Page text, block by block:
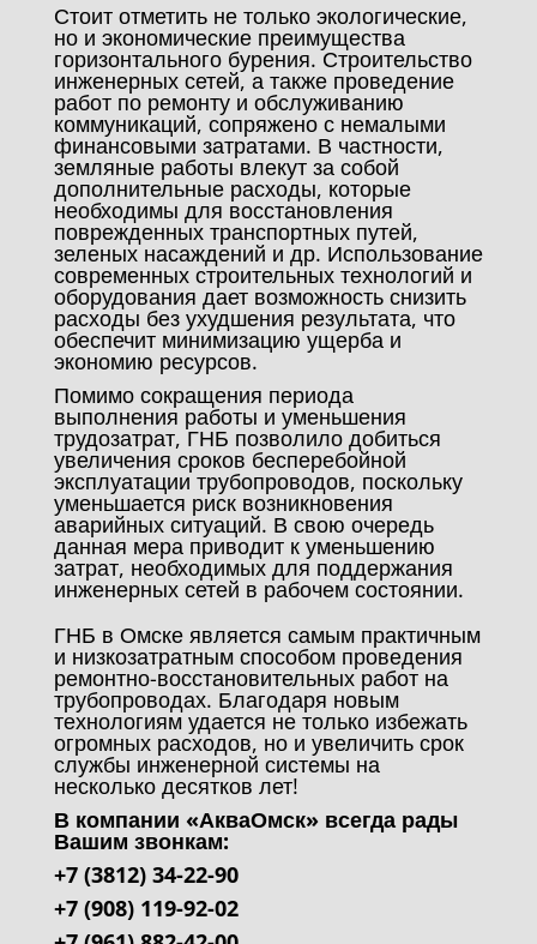
Стоит отметить не только экологические,
но и экономические преимущества
горизонтального бурения. Строительство
инженерных сетей, а также проведение
работ по ремонту и обслуживанию
коммуникаций, сопряжено с немалыми
финансовыми затратами. В частности,
земляные работы влекут за собой
дополнительные расходы, которые
необходимы для восстановления
поврежденных транспортных путей,
зеленых насаждений и др. Использование
современных строительных технологий и
оборудования дает возможность снизить
расходы без ухудшения результата, что
обеспечит минимизацию ущерба и
экономию ресурсов.
Помимо сокращения периода
выполнения работы и уменьшения
трудозатрат, ГНБ позволило добиться
увеличения сроков бесперебойной
эксплуатации трубопроводов, поскольку
уменьшается риск возникновения
аварийных ситуаций. В свою очередь
данная мера приводит к уменьшению
затрат, необходимых для поддержания
инженерных сетей в рабочем состоянии.
ГНБ в Омске является самым практичным
и низкозатратным способом проведения
ремонтно-восстановительных работ на
трубопроводах. Благодаря новым
технологиям удается не только избежать
огромных расходов, но и увеличить срок
службы инженерной системы на
несколько десятков лет!
В компании «АкваОмск» всегда рады
Вашим звонкам:
+7 (3812) 34-22-90
+7 (908) 119-92-02